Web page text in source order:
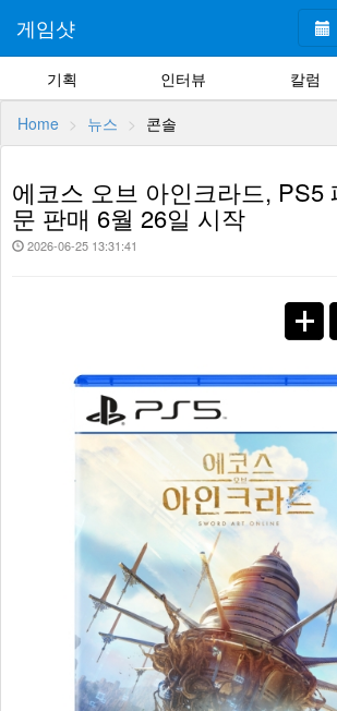
게임샷
기획 인터뷰 칼럼
Home 뉴스 콘솔
에코스 오브 아인크라드, PS5
문 판매 6월 26일 시작
2026-06-25 13:31:41